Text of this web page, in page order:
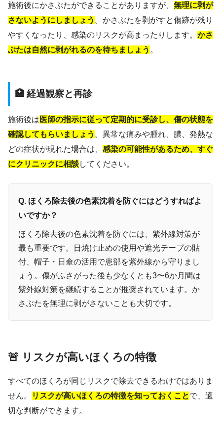
施術後にかさぶたができることがありますが、 無理に剥が
さないようにしましょう 。かさぶたを剥がすと傷跡が残り
やすくなったり、感染のリスクが高まったりします。 かさ
ぶたは自然に剥がれるのを待ちましょう 。
🏥 経過観察と再診
施術後は 医師の指示に従って定期的に受診し、傷の状態を
確認してもらいましょう 。異常な痛みや腫れ、膿、発熱な
どの症状が現れた場合は、 感染の可能性があるため、すぐ
にクリニックに相談してください。
Q. ほくろ除去後の色素沈着を防ぐにはどうすればよ
いですか？
ほくろ除去後の色素沈着を防ぐには、紫外線対策が
最も重要です。日焼け止めの使用や遮光テープの貼
付、帽子・日傘の活用で患部を紫外線から守りまし
ょう。傷がふさがった後も少なくとも3〜6か月間は
紫外線対策を継続することが推奨されています。か
さぶたを無理に剥がさないことも大切です。
🚨 リスクが高いほくろの特徴
すべてのほくろが同じリスクで除去できるわけではありま
せん。
リスクが高いほくろの特徴を知っておくことで、適
切な判断ができます。